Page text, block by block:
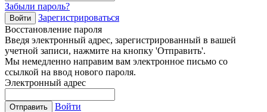
Забыли пароль?
Войти
Зарегистрироваться
Восстановление пароля
Введя электронный адрес, зарегистрированный в вашей
учетной записи, нажмите на кнопку 'Отправить'.
Мы немедленно направим вам электронное письмо со
ссылкой на ввод нового пароля.
Электронный адрес
Отправить
Войти